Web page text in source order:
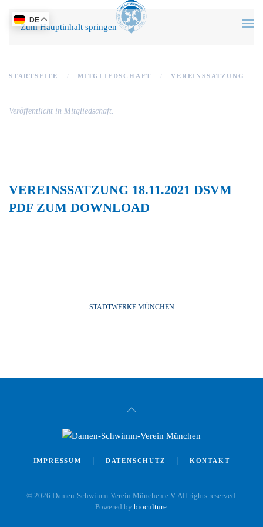
Zum Hauptinhalt springen
STARTSEITE MITGLIEDSCHAFT VEREINSSATZUNG
Veröffentlicht in Mitgliedschaft.
VEREINSSATZUNG 18.11.2021 DSVM
PDF ZUM DOWNLOAD
STADTWERKE MÜNCHEN
IMPRESSUM DATENSCHUTZ KONTAKT
© 2026 Damen-Schwimm-Verein München e.V. All rights reserved.
Powered by bioculture.
DE